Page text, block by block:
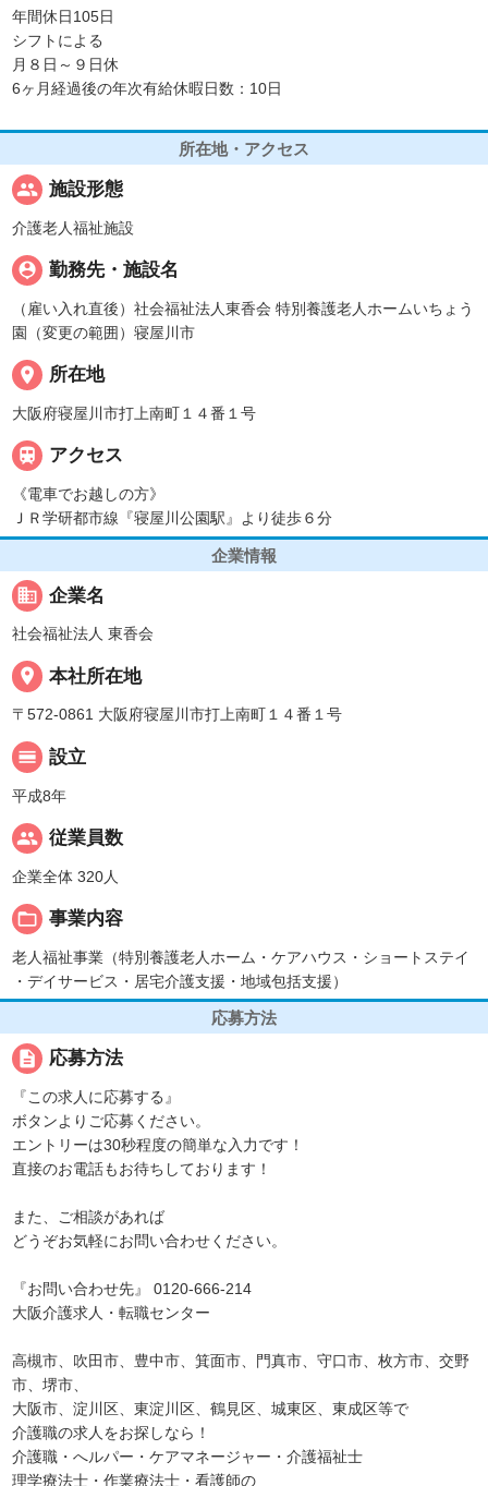
年間休日105日
シフトによる
月８日～９日休
6ヶ月経過後の年次有給休暇日数：10日
所在地・アクセス
people 施設形態
介護老人福祉施設
person_pin 勤務先・施設名
（雇い入れ直後）社会福祉法人東香会 特別養護老人ホームいちょう
園（変更の範囲）寝屋川市
place 所在地
大阪府寝屋川市打上南町１４番１号
 アクセス
《電車でお越しの方》
ＪＲ学研都市線『寝屋川公園駅』より徒歩６分
企業情報
business 企業名
社会福祉法人 東香会
place 本社所在地
〒572-0861 大阪府寝屋川市打上南町１４番１号
calendar_view_day 設立
平成8年
people 従業員数
企業全体 320人
folder_open 事業内容
老人福祉事業（特別養護老人ホーム・ケアハウス・ショートステイ
・デイサービス・居宅介護支援・地域包括支援）
応募方法
description 応募方法
『この求人に応募する』
ボタンよりご応募ください。
エントリーは30秒程度の簡単な入力です！
直接のお電話もお待ちしております！
また、ご相談があれば
どうぞお気軽にお問い合わせください。
『お問い合わせ先』 0120-666-214
大阪介護求人・転職センター
高槻市、吹田市、豊中市、箕面市、門真市、守口市、枚方市、交野
市、堺市、
大阪市、淀川区、東淀川区、鶴見区、城東区、東成区等で
介護職の求人をお探しなら！
介護職・へルパー・ケアマネージャー・介護福祉士
理学療法士・作業療法士・看護師の